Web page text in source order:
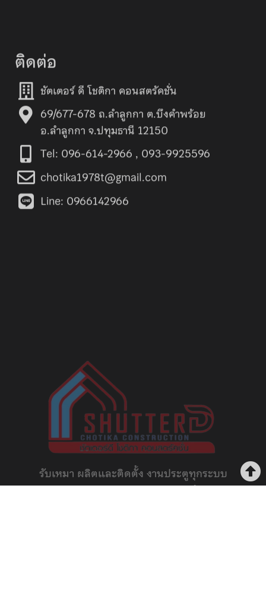
ติดต่อ
ชัตเตอร์ ดี โชติกา คอนสตรัคชั่น
69/677-678 ถ.ลำลูกกา ต.บึงคำพร้อย
อ.ลำลูกกา จ.ปทุมธานี 12150
Tel: 096-614-2966 , 093-9925596
chotika1978t@gmail.com
Line: 0966142966
รับเหมา ผลิตและติดตั้ง งานประตูทุกระบบ
งานประตูยืด ลิฟท์ และประตูรั้ว